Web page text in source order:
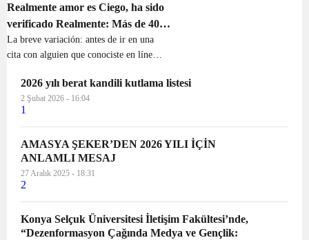
Realmente amor es Ciego, ha sido
verificado Realmente: Más de 40
millones Verificaciones de
antecedentes penales Ayude a
Seguro
La breve variación: antes de ir en una
cita con alguien que conociste en línea,
ellos – como siempre y cuando hayan
{ya sido arrestado o propio un arma de
fue...
2026 yılı berat kandili kutlama listesi
2 Şubat 2026 - 16:04
1
AMASYA ŞEKER’DEN 2026 YILI İÇİN
ANLAMLI MESAJ
27 Aralık 2025 - 18:31
2
Konya Selçuk Üniversitesi İletişim Fakültesi’nde,
“Dezenformasyon Çağında Medya ve Gençlik: